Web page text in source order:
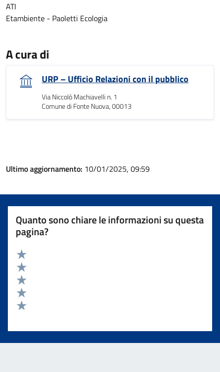
ATI
Etambiente - Paoletti Ecologia
A cura di
URP – Ufficio Relazioni con il pubblico
Via Niccolò Machiavelli n. 1
Comune di Fonte Nuova, 00013
Ultimo aggiornamento: 10/01/2025, 09:59
Quanto sono chiare le informazioni su questa
pagina?
Valuta 5 stelle su 5
Valuta 4 stelle su 5
Valuta 3 stelle su 5
Valuta 2 stelle su 5